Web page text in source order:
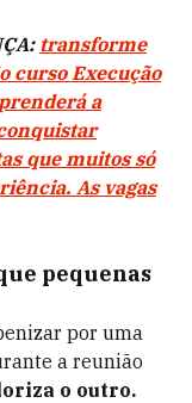
transforme
curso Execução
a
que muitos só
As vagas
pequenas
por uma
a reunião
o outro.